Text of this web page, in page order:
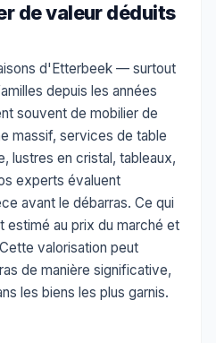
de valeur déduits
d'Etterbeek — surtout
depuis les années
souvent de mobilier de
massif, services de table
lustres en cristal, tableaux,
experts évaluent
avant le débarras. Ce qui
estimé au prix du marché et
valorisation peut
de manière significative,
les biens les plus garnis.